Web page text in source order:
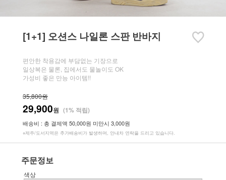
[1+1] 오션스 나일론 스판 반바지
편안한 착용감에 부담없는 기장으로
일상복은 물론, 집에서도 물놀이도 OK
가성비 좋은 만능 아이템!!
35,800원
29,900원 (1% 적립)
배송비 : 총 결제액 50,000원 미만시 3,000원
※제주/도서지역은 추가배송비가 발생하며, 안내차 연락을 드리고 있습니다.
주문정보
색상